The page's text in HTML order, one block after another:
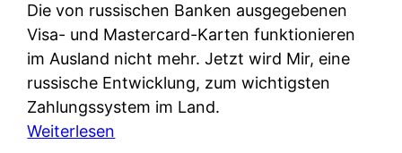
n
a
t
i
v
e
Die von russischen Banken ausgegebenen
Visa- und Mastercard-Karten funktionieren
im Ausland nicht mehr. Jetzt wird Mir, eine
russische Entwicklung, zum wichtigsten
Zahlungssystem im Land.
Weiterlesen